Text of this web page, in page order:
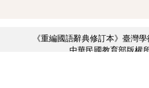
《重編國語辭典修訂本》臺灣
中華民國教育部版權